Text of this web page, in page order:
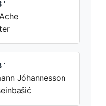
Jóhannesson